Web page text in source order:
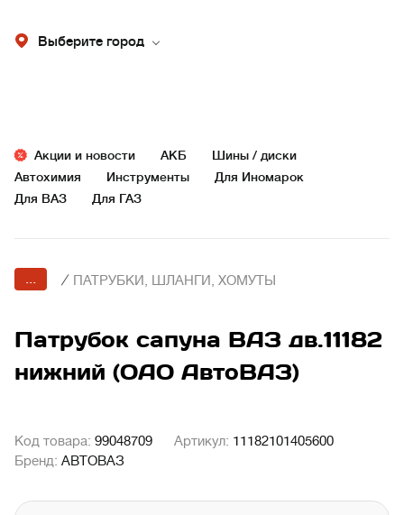
Выберите город
Акции и новости АКБ
Шины / диски
Автохимия
Инструменты
Для Иномарок
Для ВАЗ
Для ГАЗ
... / ПАТРУБКИ, ШЛАНГИ, ХОМУТЫ
Патрубок сапуна ВАЗ дв.11182
нижний (ОАО АвтоВАЗ)
Код товара: 99048709 Артикул: 11182101405600
Бренд: АВТОВАЗ